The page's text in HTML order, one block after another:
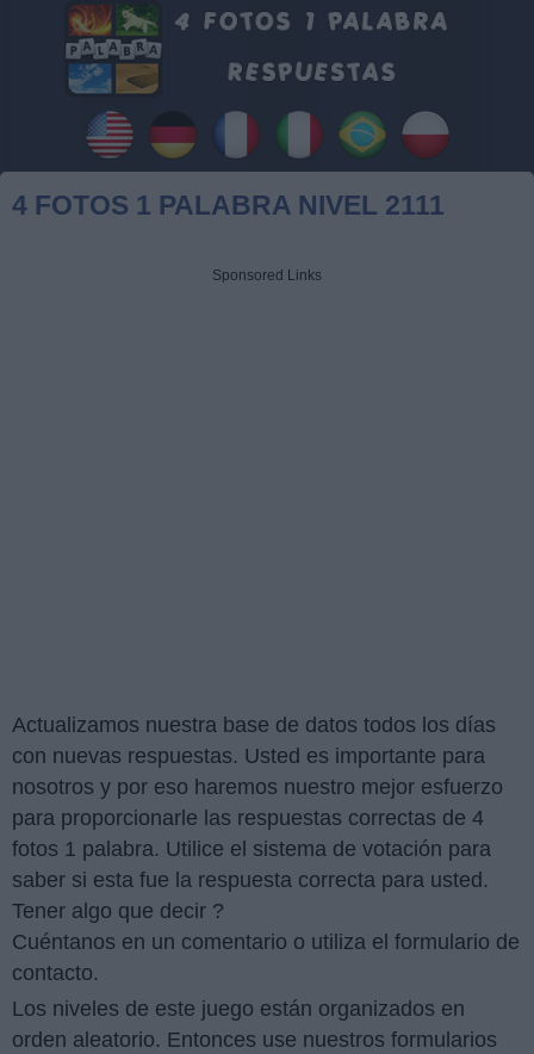
4 FOTOS 1 PALABRA NIVEL 2111
Sponsored Links
Actualizamos nuestra base de datos todos los días
con nuevas respuestas. Usted es importante para
nosotros y por eso haremos nuestro mejor esfuerzo
para proporcionarle las respuestas correctas de 4
fotos 1 palabra. Utilice el sistema de votación para
saber si esta fue la respuesta correcta para usted.
Tener algo que decir ?
Cuéntanos en un comentario o utiliza el formulario de
contacto.
Los niveles de este juego están organizados en
orden aleatorio. Entonces use nuestros formularios